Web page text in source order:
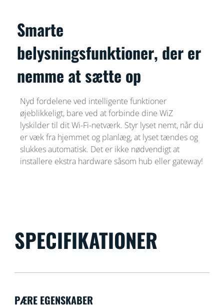
Smarte
belysningsfunktioner, der er
nemme at sætte op
Nyd fordelene ved intelligente funktioner
øjeblikkeligt, bare ved at forbinde dine WiZ
lyskilder til dit Wi-Fi-netværk. Styr lyset nemt, når du
er væk fra hjemmet og planlæg, at lyset tændes og
slukkes automatisk. Det er ikke nødvendigt at
installere ekstra hardware såsom hub eller gateway!
SPECIFIKATIONER
PÆRE EGENSKABER